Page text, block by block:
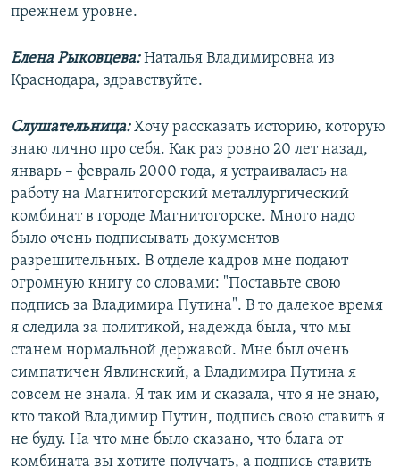
прежнем уровне.
Елена Рыковцева:Наталья Владимировна из
Краснодара, здравствуйте.
Слушательница:Хочу рассказать историю, которую
знаю лично про себя. Как раз ровно 20 лет назад,
январь – февраль 2000 года, я устраивалась на
работу на Магнитогорский металлургический
комбинат в городе Магнитогорске. Много надо
было очень подписывать документов
разрешительных. В отделе кадров мне подают
огромную книгу со словами: "Поставьте свою
подпись за Владимира Путина". В то далекое время
я следила за политикой, надежда была, что мы
станем нормальной державой. Мне был очень
симпатичен Явлинский, а Владимира Путина я
совсем не знала. Я так им и сказала, что я не знаю,
кто такой Владимир Путин, подпись свою ставить я
не буду. На что мне было сказано, что блага от
комбината вы хотите получать, а подпись ставить